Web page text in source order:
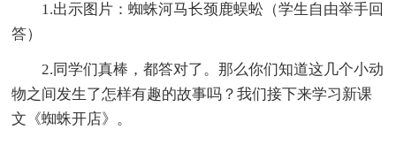
1.出示图片：蜘蛛河马长颈鹿蜈蚣（学生自由举手回
答）
2.同学们真棒，都答对了。那么你们知道这几个小动
物之间发生了怎样有趣的故事吗？我们接下来学习新课
文《蜘蛛开店》。